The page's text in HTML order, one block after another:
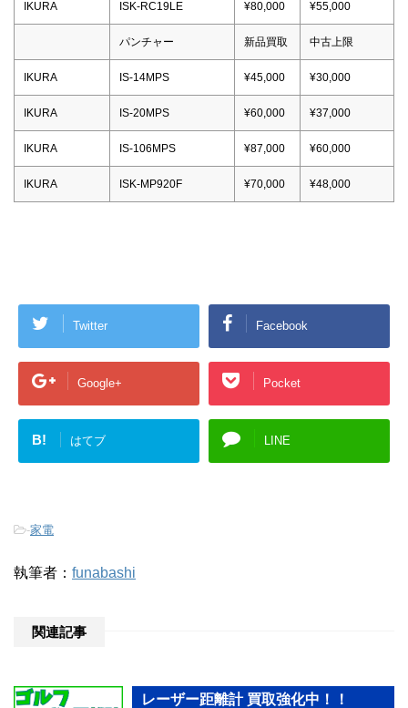
IKURA ISK-RC19LE ¥80,000 ¥55,000
パンチャー 新品買取 中古上限
IKURA IS-14MPS ¥45,000 ¥30,000
IKURA IS-20MPS ¥60,000 ¥37,000
IKURA IS-106MPS ¥87,000 ¥60,000
IKURA ISK-MP920F ¥70,000 ¥48,000
Twitter Facebook
Google+ Pocket
B! はてブ LINE
-家電
執筆者： funabashi
関連記事
レーザー距離計 買取強化中！！